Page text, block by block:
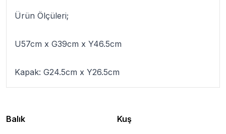
Ürün Ölçüleri;
U57cm x G39cm x Y46.5cm
Kapak: G24.5cm x Y26.5cm
Balık Kuş